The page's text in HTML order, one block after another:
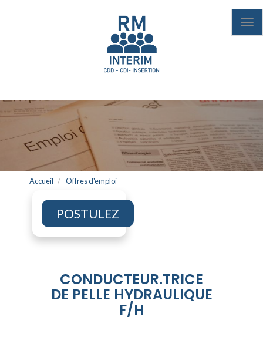
Accueil Offres d'emploi
POSTULEZ
CONDUCTEUR.TRICE
DE PELLE HYDRAULIQUE
F/H